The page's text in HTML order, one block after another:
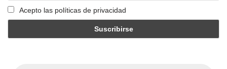
Acepto las políticas de privacidad